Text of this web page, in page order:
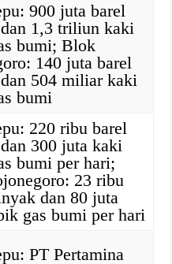
900 juta barel
1,3 triliun kaki
bumi; Blok
140 juta barel
504 miliar kaki
bumi
220 ribu barel
300 juta kaki
bumi per hari;
23 ribu
dan 80 juta
gas bumi per hari
PT Pertamina